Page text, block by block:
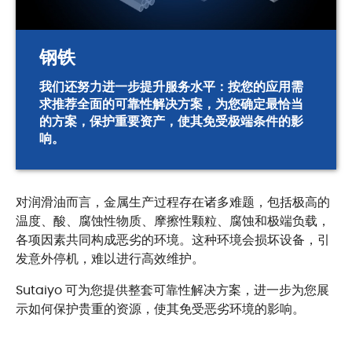
钢铁
我们还努力进一步提升服务水平：按您的应用需
求推荐全面的可靠性解决方案，为您确定最恰当
的方案，保护重要资产，使其免受极端条件的影
响。
对润滑油而言，金属生产过程存在诸多难题，包括极高的
温度、酸、腐蚀性物质、摩擦性颗粒、腐蚀和极端负载，
各项因素共同构成恶劣的环境。这种环境会损坏设备，引
发意外停机，难以进行高效维护。
Sutaiyo 可为您提供整套可靠性解决方案，进一步为您展
示如何保护贵重的资源，使其免受恶劣环境的影响。